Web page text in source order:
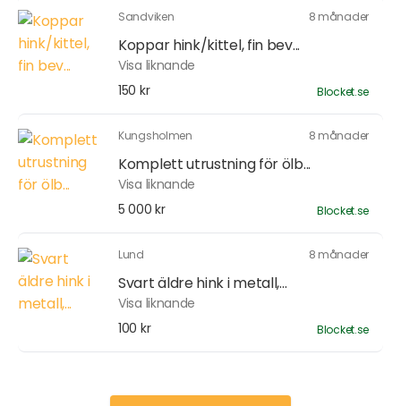
Sandviken 8 månader
Koppar hink/kittel, fin bev...
Visa liknande
150 kr
Blocket.se
Kungsholmen 8 månader
Komplett utrustning för ölb...
Visa liknande
5 000 kr
Blocket.se
Lund 8 månader
Svart äldre hink i metall,...
Visa liknande
100 kr
Blocket.se